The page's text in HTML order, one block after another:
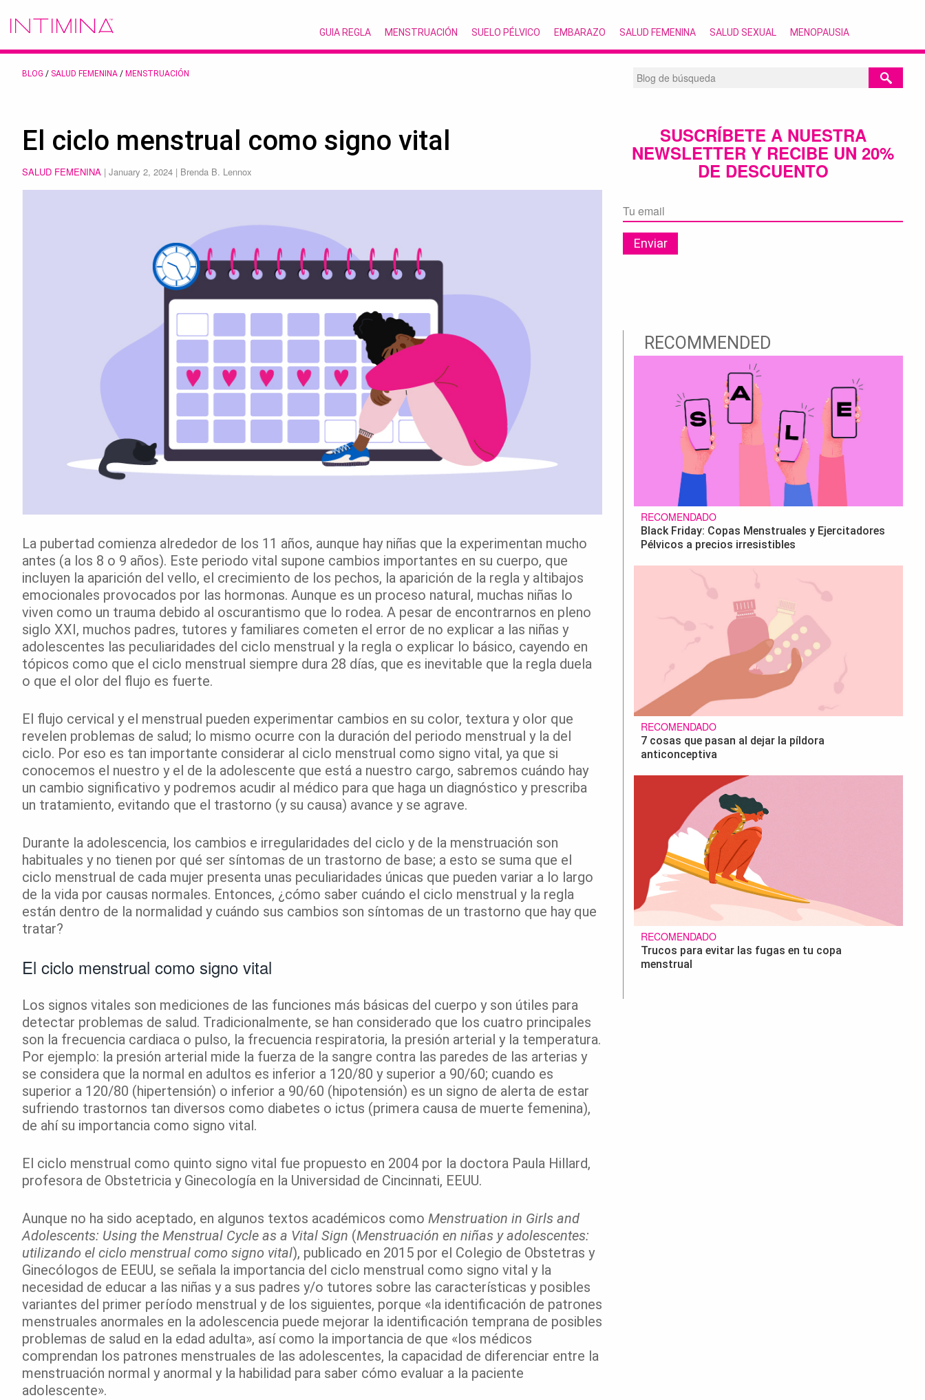
GUIA REGLA MENSTRUACIÓN SUELO PÉLVICO EMBARAZO SALUD FEMENINA SALUD SEXUAL MENOPAUSIA
BLOG / SALUD FEMENINA / MENSTRUACIÓN
El ciclo menstrual como signo vital
SALUD FEMENINA | January 2, 2024 | Brenda B. Lennox
La pubertad comienza alrededor de los 11 años, aunque hay niñas que la experimentan mucho
antes (a los 8 o 9 años). Este periodo vital supone cambios importantes en su cuerpo, que
incluyen la aparición del vello, el crecimiento de los pechos, la aparición de la regla y altibajos
emocionales provocados por las hormonas. Aunque es un proceso natural, muchas niñas lo
viven como un trauma debido al oscurantismo que lo rodea. A pesar de encontrarnos en pleno
siglo XXI, muchos padres, tutores y familiares cometen el error de no explicar a las niñas y
adolescentes las peculiaridades del ciclo menstrual y la regla o explicar lo básico, cayendo en
tópicos como que el ciclo menstrual siempre dura 28 días, que es inevitable que la regla duela
o que el olor del flujo es fuerte.
El flujo cervical y el menstrual pueden experimentar cambios en su color, textura y olor que
revelen problemas de salud; lo mismo ocurre con la duración del periodo menstrual y la del
ciclo. Por eso es tan importante considerar al ciclo menstrual como signo vital, ya que si
conocemos el nuestro y el de la adolescente que está a nuestro cargo, sabremos cuándo hay
un cambio significativo y podremos acudir al médico para que haga un diagnóstico y prescriba
un tratamiento, evitando que el trastorno (y su causa) avance y se agrave.
Durante la adolescencia, los cambios e irregularidades del ciclo y de la menstruación son
habituales y no tienen por qué ser síntomas de un trastorno de base; a esto se suma que el
ciclo menstrual de cada mujer presenta unas peculiaridades únicas que pueden variar a lo largo
de la vida por causas normales. Entonces, ¿cómo saber cuándo el ciclo menstrual y la regla
están dentro de la normalidad y cuándo sus cambios son síntomas de un trastorno que hay que
tratar?
El ciclo menstrual como signo vital
Los signos vitales son mediciones de las funciones más básicas del cuerpo y son útiles para
detectar problemas de salud. Tradicionalmente, se han considerado que los cuatro principales
son la frecuencia cardiaca o pulso, la frecuencia respiratoria, la presión arterial y la temperatura.
Por ejemplo: la presión arterial mide la fuerza de la sangre contra las paredes de las arterias y
se considera que la normal en adultos es inferior a 120/80 y superior a 90/60; cuando es
superior a 120/80 (hipertensión) o inferior a 90/60 (hipotensión) es un signo de alerta de estar
sufriendo trastornos tan diversos como diabetes o ictus (primera causa de muerte femenina),
de ahí su importancia como signo vital.
El ciclo menstrual como quinto signo vital fue propuesto en 2004 por la doctora Paula Hillard,
profesora de Obstetricia y Ginecología en la Universidad de Cincinnati, EEUU.
Aunque no ha sido aceptado, en algunos textos académicos como Menstruation in Girls and
Adolescents: Using the Menstrual Cycle as a Vital Sign (Menstruación en niñas y adolescentes:
utilizando el ciclo menstrual como signo vital), publicado en 2015 por el Colegio de Obstetras y
Ginecólogos de EEUU, se señala la importancia del ciclo menstrual como signo vital y la
necesidad de educar a las niñas y a sus padres y/o tutores sobre las características y posibles
variantes del primer período menstrual y de los siguientes, porque «la identificación de patrones
menstruales anormales en la adolescencia puede mejorar la identificación temprana de posibles
problemas de salud en la edad adulta», así como la importancia de que «los médicos
comprendan los patrones menstruales de las adolescentes, la capacidad de diferenciar entre la
menstruación normal y anormal y la habilidad para saber cómo evaluar a la paciente
adolescente».
SUSCRÍBETE A NUESTRA
NEWSLETTER Y RECIBE UN 20%
DE DESCUENTO
RECOMMENDED
RECOMENDADO
Black Friday: Copas Menstruales y Ejercitadores
Pélvicos a precios irresistibles
RECOMENDADO
7 cosas que pasan al dejar la píldora
anticonceptiva
RECOMENDADO
Trucos para evitar las fugas en tu copa
menstrual